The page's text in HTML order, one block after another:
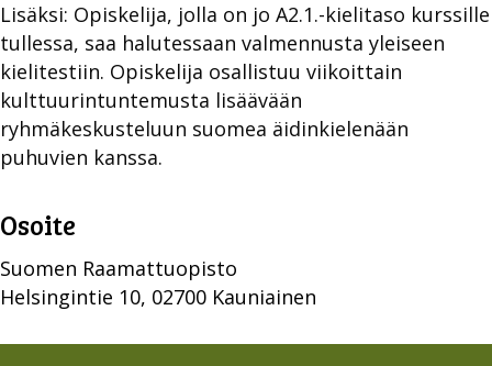
Lisäksi: Opiskelija, jolla on jo A2.1.-kielitaso kurssille
tullessa, saa halutessaan valmennusta yleiseen
kielitestiin. Opiskelija osallistuu viikoittain
kulttuurintuntemusta lisäävään
ryhmäkeskusteluun suomea äidinkielenään
puhuvien kanssa.
Osoite
Suomen Raamattuopisto
Helsingintie 10, 02700 Kauniainen